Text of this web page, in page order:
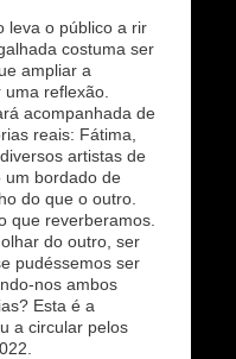
leva o público a rir
costuma ser
ampliar a
reflexão.
acompanhada de
reais: Fátima,
artistas de
um bordado de
do que o outro.
que reverberamos.
do outro, ser
pudéssemos ser
nos ambos
Esta é a
a circular pelos